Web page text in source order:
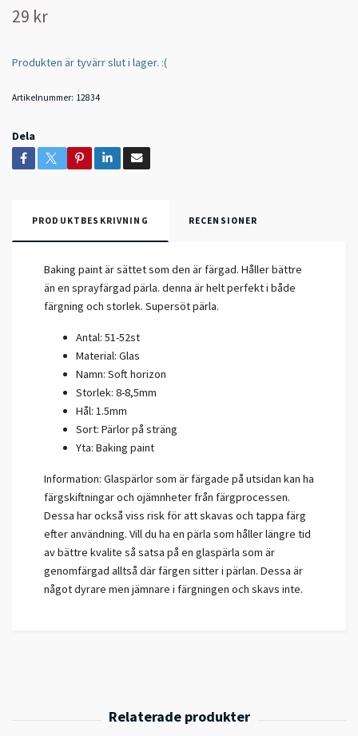
29 kr
Produkten är tyvärr slut i lager. :(
Artikelnummer: 12834
Dela
PRODUKTBESKRIVNING RECENSIONER
Baking paint är sättet som den är färgad. Håller bättre
än en sprayfärgad pärla. denna är helt perfekt i både
färgning och storlek. Supersöt pärla.
Antal: 51-52st
Material: Glas
Namn: Soft horizon
Storlek: 8-8,5mm
Hål: 1.5mm
Sort: Pärlor på sträng
Yta: Baking paint
Information: Glaspärlor som är färgade på utsidan kan ha
färgskiftningar och ojämnheter från färgprocessen.
Dessa har också viss risk för att skavas och tappa färg
efter användning. Vill du ha en pärla som håller längre tid
av bättre kvalite så satsa på en glaspärla som är
genomfärgad alltså där färgen sitter i pärlan. Dessa är
något dyrare men jämnare i färgningen och skavs inte.